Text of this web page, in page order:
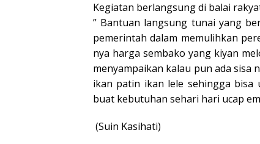
Kegiatan berlangsung di balai
” Bantuan langsung tunai yang
pemerintah dalam memulihkan
nya harga sembako yang kiyan
menyampaikan kalau pun ada
ikan patin ikan lele sehingga
buat kebutuhan sehari hari ucap
(Suin Kasihati)